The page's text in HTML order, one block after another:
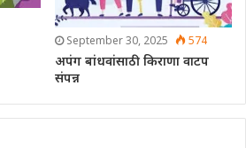
September 30, 2025 574
अपंग बांधवांसाठी किराणा वाटप
संपन्न